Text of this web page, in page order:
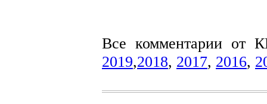
Все комментарии от
2019,2018, 2017, 2016,